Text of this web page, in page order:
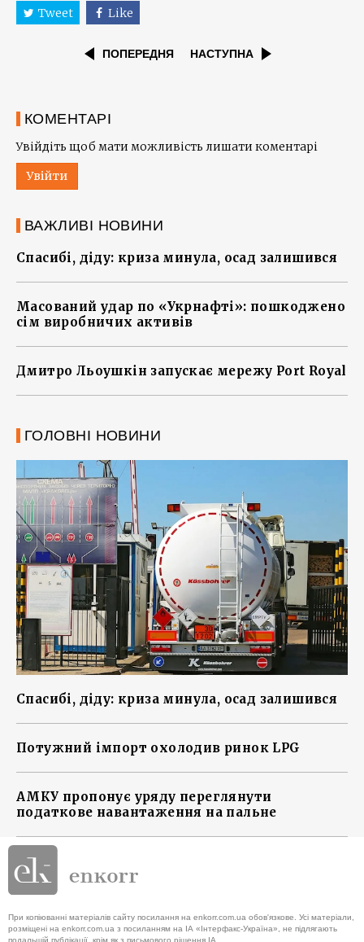
Tweet Like
ПОПЕРЕДНЯ НАСТУПНА
КОМЕНТАРІ
Увійдіть щоб мати можливість лишати коментарі
Увійти
ВАЖЛИВІ НОВИНИ
Спасибі, діду: криза минула, осад залишився
Масований удар по «Укрнафті»: пошкоджено
сім виробничих активів
Дмитро Льоушкін запускає мережу Port Royal
ГОЛОВНІ НОВИНИ
Спасибі, діду: криза минула, осад залишився
Потужний імпорт охолодив ринок LPG
АМКУ пропонує уряду переглянути
податкове навантаження на пальне
При копіюванні матеріалів сайту посилання на enkorr.com.ua обов'язкове. Усі матеріали,
розміщені на enkorr.com.ua з посиланням на ІА «Інтерфакс-Україна», не підлягають
подальшій публікації, крім як з письмового рішення ІА.